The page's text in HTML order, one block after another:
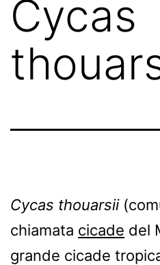
Cycas
Cycas thouarsii
chiamata cicade del
grande cicade